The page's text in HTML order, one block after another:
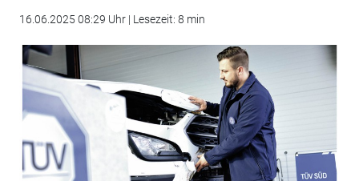
16.06.2025 08:29 Uhr | Lesezeit: 8 min